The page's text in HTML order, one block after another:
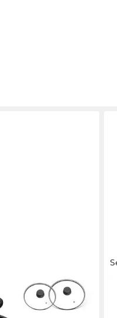
Kochtopf PFAS-
cm mit Deckel – Made